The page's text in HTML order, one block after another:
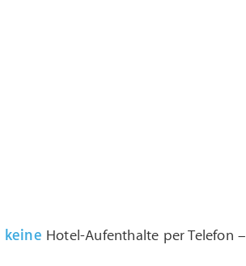
keine Hotel-Aufenthalte per Telefon